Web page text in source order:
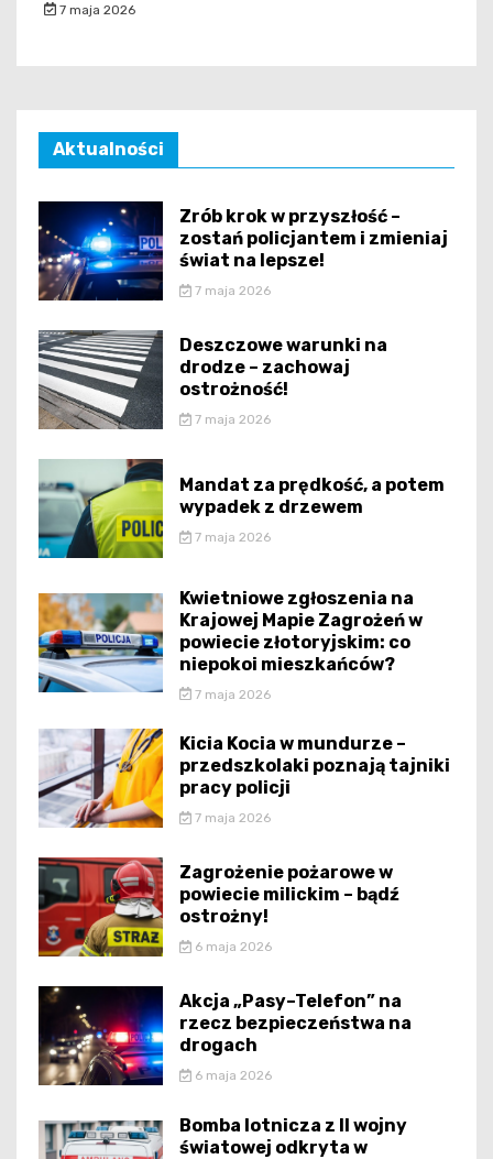
7 maja 2026
Aktualności
Zrób krok w przyszłość –
zostań policjantem i zmieniaj
świat na lepsze!
7 maja 2026
Deszczowe warunki na
drodze – zachowaj
ostrożność!
7 maja 2026
Mandat za prędkość, a potem
wypadek z drzewem
7 maja 2026
Kwietniowe zgłoszenia na
Krajowej Mapie Zagrożeń w
powiecie złotoryjskim: co
niepokoi mieszkańców?
7 maja 2026
Kicia Kocia w mundurze –
przedszkolaki poznają tajniki
pracy policji
7 maja 2026
Zagrożenie pożarowe w
powiecie milickim – bądź
ostrożny!
6 maja 2026
Akcja „Pasy–Telefon” na
rzecz bezpieczeństwa na
drogach
6 maja 2026
Bomba lotnicza z II wojny
światowej odkryta w